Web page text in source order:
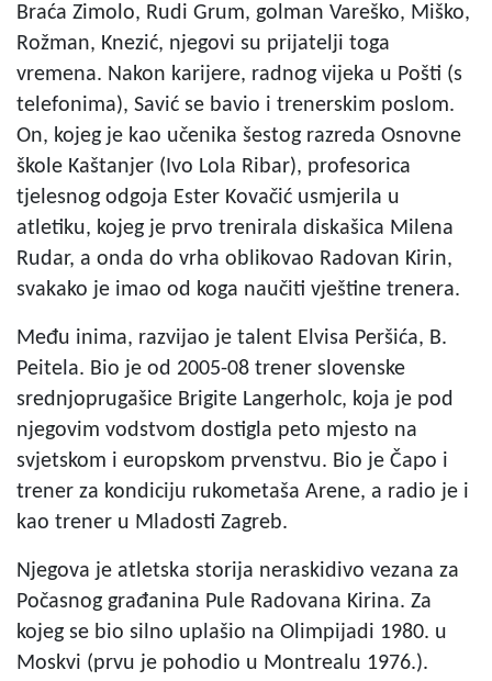
Braća Zimolo, Rudi Grum, golman Vareško, Miško,
Rožman, Knezić, njegovi su prijatelji toga
vremena. Nakon karijere, radnog vijeka u Pošti (s
telefonima), Savić se bavio i trenerskim poslom.
On, kojeg je kao učenika šestog razreda Osnovne
škole Kaštanjer (Ivo Lola Ribar), profesorica
tjelesnog odgoja Ester Kovačić usmjerila u
atletiku, kojeg je prvo trenirala diskašica Milena
Rudar, a onda do vrha oblikovao Radovan Kirin,
svakako je imao od koga naučiti vještine trenera.
Među inima, razvijao je talent Elvisa Peršića, B.
Peitela. Bio je od 2005-08 trener slovenske
srednjoprugašice Brigite Langerholc, koja je pod
njegovim vodstvom dostigla peto mjesto na
svjetskom i europskom prvenstvu. Bio je Čapo i
trener za kondiciju rukometaša Arene, a radio je i
kao trener u Mladosti Zagreb.
Njegova je atletska storija neraskidivo vezana za
Počasnog građanina Pule Radovana Kirina. Za
kojeg se bio silno uplašio na Olimpijadi 1980. u
Moskvi (prvu je pohodio u Montrealu 1976.).